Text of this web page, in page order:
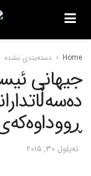
Home دسته‌بندی نشده
جیهانی
ئه‌یلول 30, 2015